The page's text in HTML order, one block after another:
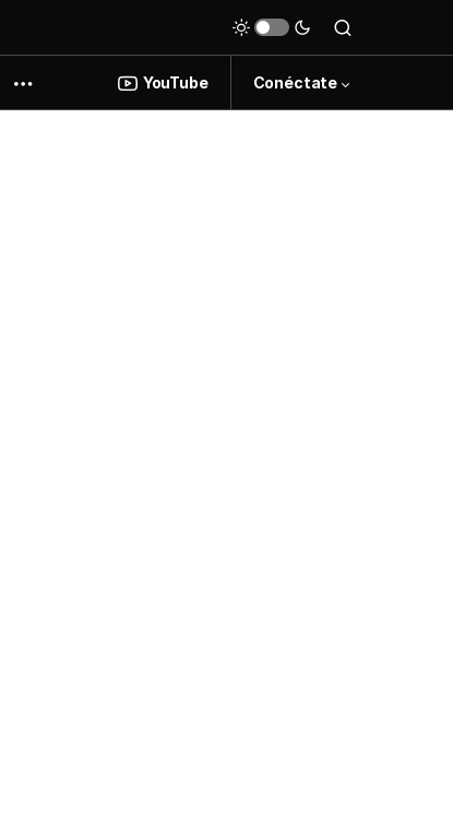
YouTube Conéctate